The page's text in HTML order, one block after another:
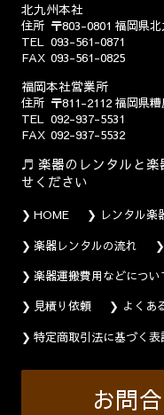
北九州本社
住所 〒803-0801 福岡県
TEL 093-561-0871
FAX 093-561-0825
福岡本社営業所
住所 〒811-2112 福岡県
TEL 092-937-5531
FAX 092-937-5532
楽器のレンタルと
せください
HOME レンタル楽
楽器レンタルの流れ
楽器運搬費用などについ
見積り依頼
よくあ
特定商取引法に基づく表
お問